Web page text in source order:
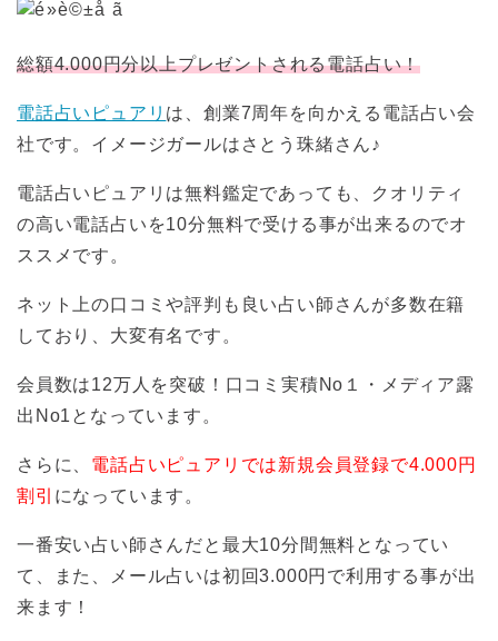
総額4.000円分以上プレゼントされる電話占い！
電話占いピュアリ は、創業7周年を向かえる電話占い会
社です。イメージガールはさとう珠緒さん♪
電話占いピュアリは無料鑑定であっても、クオリティ
の高い電話占いを10分無料で受ける事が出来るのでオ
ススメです。
ネット上の口コミや評判も良い占い師さんが多数在籍
しており、大変有名です。
会員数は12万人を突破！口コミ実積No１・メディア露
出No1となっています。
さらに、 電話占いピュアリでは新規会員登録で4.000円
割引 になっています。
一番安い占い師さんだと最大10分間無料となってい
て、また、メール占いは初回3.000円で利用する事が出
来ます！